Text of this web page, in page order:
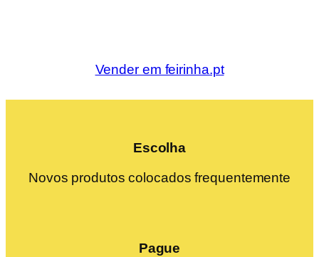
Vender em feirinha.pt
Escolha
Novos produtos colocados frequentemente
Pague